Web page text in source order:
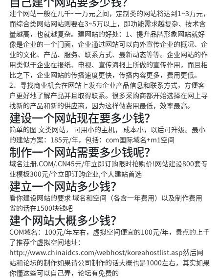
建个网站一般在几千~一万元之间，定制类的网站将达到1~3万元，
而综合类网站网站则要在3~5万以上，即功能需求越复杂、技术含
量越高，也就越复杂。建网站的好处：1、提升品牌形象网站就好
像是企业的一个门面，企业通过网站可以向外宣传企业的概况、企
业的文化、产品、服务、联系方式、最新动态等等。企业网站的作
用类似于企业在报纸、电视、宣传海报上所做的宣传作用，而且相
比之下，企业网站的传播速度更快，传播内容更多，费用更低。
2、寻找商业机会在网站上发布企业产品信息和联系方式，方便客
户更好地了解产品并且取得联系。很多采购商都开始选择在网上寻
找新的产品和新的供应商，因为这样做费用最低，效率最高。
建设一个网站现在要多少钱？
简单的图 文类网站， 可用小的主机， 成本小，以后可升级。最小
的建站方案：185元/年，包括：com国际域名+m1空间
制作一个网站需要多少钱呢？
域名注册.COM/.CN45元/年立即订购限时抢购价!网站建设800套专
业模板300元/个立即订购企业,个人建站首选
建立一个网站多少钱？
看你建设网站的要求 域名和空间（各含一年费用）以及制作费用
省的话在1500块钱吧
建个网站大概多少钱？
COM域名：100元/年左右，虚拟空间便宜的100元/年，贵点的上千
了推荐个虚拟空间地址：
http://www.chinaidcs.com/webhost/koreahostlist.asp然后网
站和论坛的制作如果请公司制作的话大概也是1000左右，其实如果
你懂这些可以自己弄，论坛有免费的